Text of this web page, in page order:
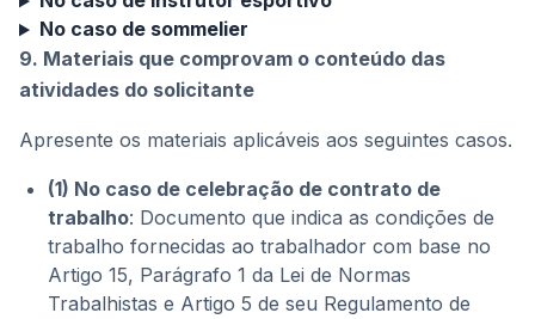
No caso de sommelier
9. Materiais que comprovam o conteúdo das
atividades do solicitante
Apresente os materiais aplicáveis aos seguintes casos.
(1) No caso de celebração de contrato de
trabalho: Documento que indica as condições de
trabalho fornecidas ao trabalhador com base no
Artigo 15, Parágrafo 1 da Lei de Normas
Trabalhistas e Artigo 5 de seu Regulamento de